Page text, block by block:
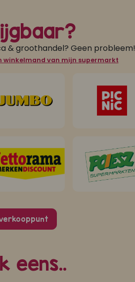
& groothandel? Geen probleem!
winkelmand van mijn supermarkt
eens..